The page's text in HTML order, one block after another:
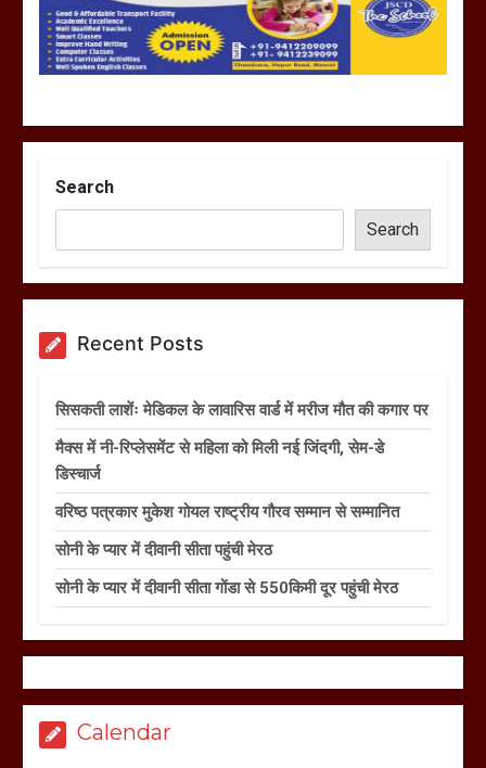
Search
Search
Recent Posts
सिसकती लाशेंः मेडिकल के लावारिस वार्ड में मरीज मौत की कगार पर
मैक्स में नी-रिप्लेसमेंट से महिला को मिली नई जिंदगी, सेम-डे
डिस्चार्ज
वरिष्ठ पत्रकार मुकेश गोयल राष्ट्रीय गौरव सम्मान से सम्मानित
सोनी के प्यार में दीवानी सीता पहुंची मेरठ
सोनी के प्यार में दीवानी सीता गोंडा से 550किमी दूर पहुंची मेरठ
Calendar